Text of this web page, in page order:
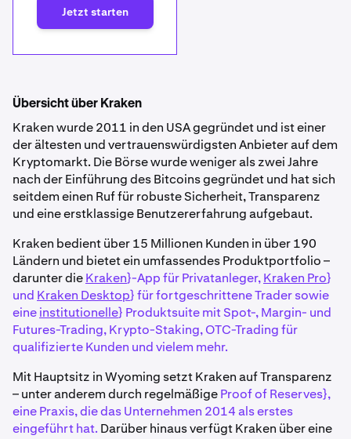
Jetzt starten
Übersicht über Kraken
Kraken wurde 2011 in den USA gegründet und ist einer
der ältesten und vertrauenswürdigsten Anbieter auf dem
Kryptomarkt. Die Börse wurde weniger als zwei Jahre
nach der Einführung des Bitcoins gegründet und hat sich
seitdem einen Ruf für robuste Sicherheit, Transparenz
und eine erstklassige Benutzererfahrung aufgebaut.
Kraken bedient über 15 Millionen Kunden in über 190
Ländern und bietet ein umfassendes Produktportfolio –
darunter dieKraken}-App für Privatanleger,Kraken Pro}
und Kraken Desktop} für fortgeschrittene Trader sowie
eineinstitutionelle} Produktsuite mit Spot-, Margin- und
Futures-Trading, Krypto-Staking, OTC-Trading für
qualifizierte Kunden und vielem mehr.
Mit Hauptsitz in Wyoming setzt Kraken auf Transparenz
– unter anderem durch regelmäßigeProof of Reserves},
eine Praxis, die das Unternehmen 2014 als erstes
eingeführt hat. Darüber hinaus verfügt Kraken über eine